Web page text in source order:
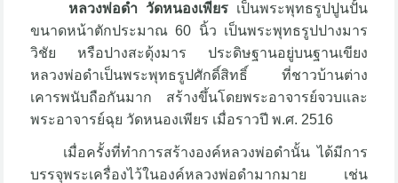
หลวงพ่อดำ วัดหนองเพียรเป็นพระพุทธรูปปูนปั้น
ขนาดหน้าตักประมาณ 60 นิ้ว เป็นพระพุทธรูปปางมาร
วิชัย หรือปางสะดุ้งมาร ประดิษฐานอยู่บนฐานเขียง
หลวงพ่อดำเป็นพระพุทธรูปศักดิ์สิทธิ์ ที่ชาวบ้านต่าง
เคารพนับถือกันมาก สร้างขึ้นโดยพระอาจารย์จวบและ
พระอาจารย์ฉุย วัดหนองเพียร เมื่อราวปี พ.ศ. 2516
เมื่อครั้งที่ทำการสร้างองค์หลวงพ่อดำนั้น ได้มีการ
บรรจุพระเครื่องไว้ในองค์หลวงพ่อดำมากมาย เช่น